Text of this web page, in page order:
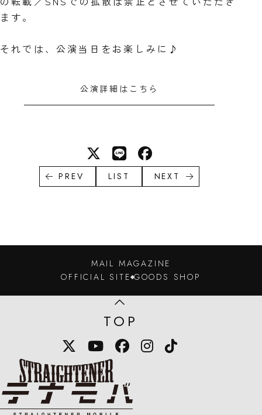
ます。
それでは、公演当日をお楽しみに♪
公演詳細はこちら
PREV LIST NEXT
MAIL MAGAZINE
OFFICIAL SITE GOODS SHOP
TOP
X
YouTube
Facebook
Instagram
TikTok
STRAIGHTENER テナモバのロゴマー